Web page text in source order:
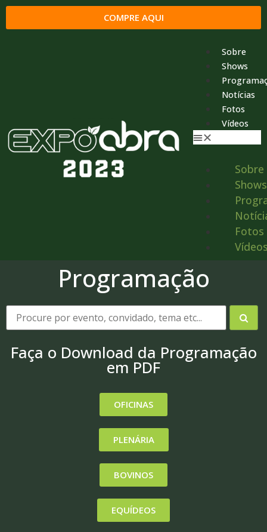
Sobre
Shows
Notícias
Fotos
Vídeos
Sobre
Shows
Fotos
COMPRE AQUI
Programação
Faça o Download da Programação
em PDF
OFICINAS
PLENÁRIA
BOVINOS
EQUÍDEOS